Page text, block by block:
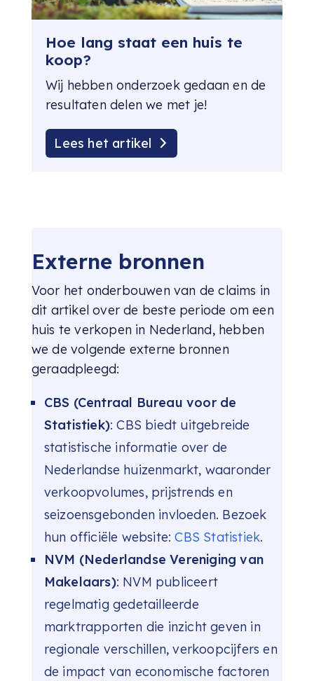
Hoe lang staat een huis te
koop?
Wij hebben onderzoek gedaan en de
resultaten delen we met je!
Lees het artikel
Externe bronnen
Voor het onderbouwen van de claims in
dit artikel over de beste periode om een
huis te verkopen in Nederland, hebben
we de volgende externe bronnen
geraadpleegd:
CBS (Centraal Bureau voor de
Statistiek): CBS biedt uitgebreide
statistische informatie over de
Nederlandse huizenmarkt, waaronder
verkoopvolumes, prijstrends en
seizoensgebonden invloeden. Bezoek
hun officiële website:CBS Statistiek.
NVM (Nederlandse Vereniging van
Makelaars): NVM publiceert
regelmatig gedetailleerde
marktrapporten die inzicht geven in
regionale verschillen, verkoopcijfers en
de impact van economische factoren